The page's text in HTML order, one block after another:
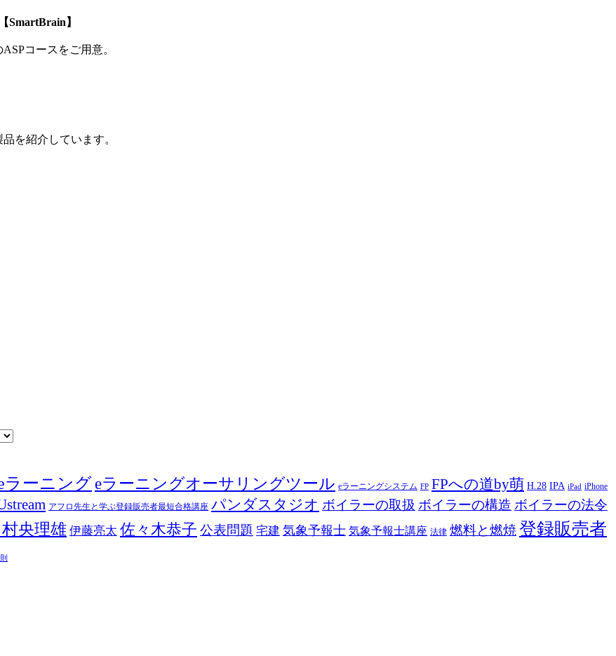
SmartBrain】
コースをご用意。
を紹介しています。
ラーニング eラーニングオーサリングツール eラーニングシステム FP FPへの道by萌 H.28 IPA iPad iPhone
アフロ先生と学ぶ登録販売者最短合格講座 パンダスタジオ ボイラーの取扱 ボイラーの構造 ボイラーの法令
央理雄伊藤亮太 佐々木恭子 公表問題 宅建 気象予報士 気象予報士講座 法律 燃料と燃焼 登録販売者